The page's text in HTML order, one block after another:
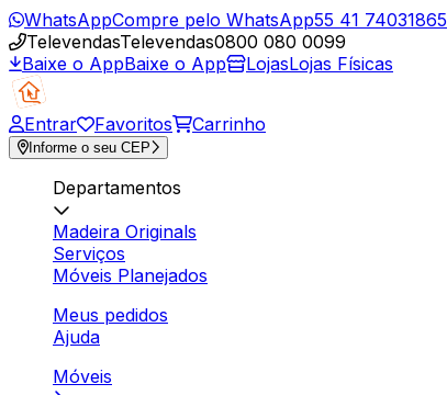
WhatsAppCompre pelo WhatsApp55 41 74031865
TelevendasTelevendas0800 080 0099
Baixe o AppBaixe o App LojasLojas Físicas
Entrar Favoritos Carrinho
Informe o seu CEP
Departamentos
Madeira Originals
Serviços
Móveis Planejados
Meus pedidos
Ajuda
Móveis